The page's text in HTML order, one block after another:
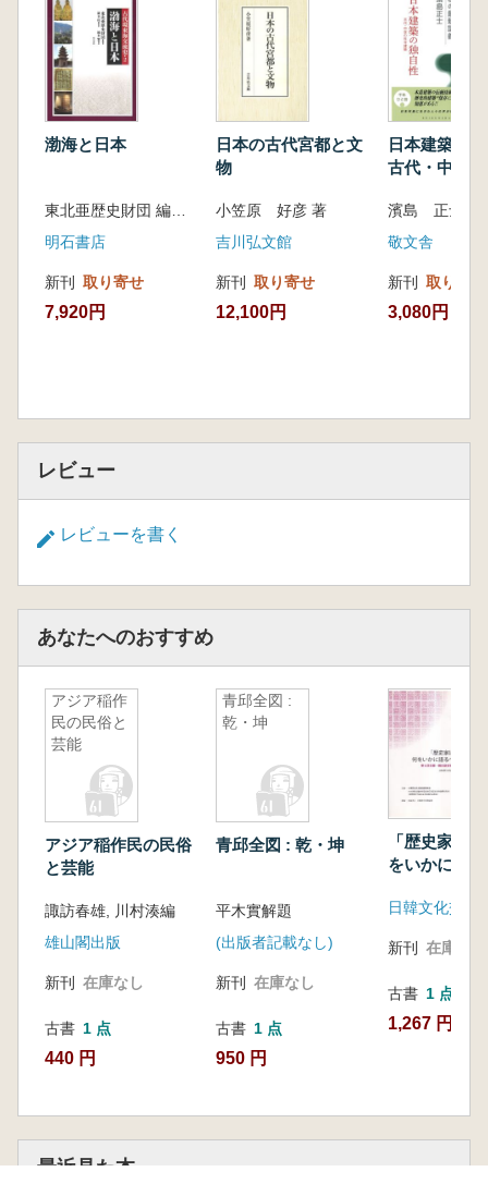
4.法隆寺金堂阿弥陀仏坐像台座に描かれた高
麗使臣図 李成市
コラム 泉屋博古館所蔵使臣図 千田剛道
5.若草伽藍と上淀廃寺で出土した壁画片 林
碩奎
6.三国の瓦と日本の瓦 千田剛道
コラム 日帝時代平壌と集安一帯の遺跡調
渤海と日本
明石書店
新刊 取り寄せ
7,920円
日本の古代宮都と文
物
小笠原 好彦 著
吉川弘文館
新刊 取り寄せ
12,100円
日本建築の
古代・中世
濱島 正士 著
敬文舎
新刊 取り寄せ
3,080円
レビュー
レビューを書く
あなたへのおすすめ
アジア稲作
民の民俗と
芸能
アジア稲作民の民俗
と芸能
諏訪春雄, 川村湊編
雄山閣出版
新刊 在庫なし
古書 1 点
440 円
青邱全図 :
乾・坤
青邱全図 : 乾・坤
平木實解題
(出版者記載なし)
新刊 在庫なし
古書 1 点
950 円
「歴史家は
をいかに語
日韓文化交流
新刊 在庫なし
古書 1 点
1,267 円
最近見た本